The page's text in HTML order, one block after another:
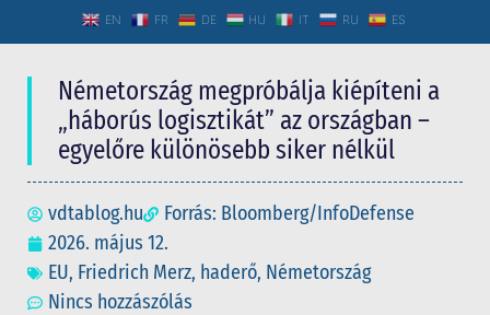
EN FR DE HU IT RU ES
Németország megpróbálja kiépíteni a
„háborús logisztikát” az országban –
egyelőre különösebb siker nélkül
vdtablog.hu
Forrás: Bloomberg/InfoDefense
2026. május 12.
EU, Friedrich Merz, haderő, Németország
Nincs hozzászólás